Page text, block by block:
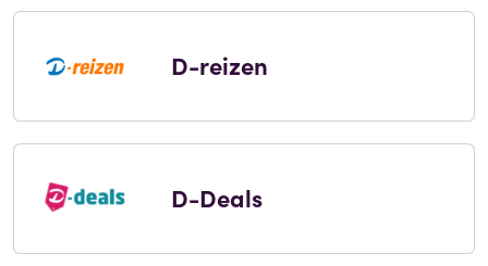
D-reizen
D-Deals